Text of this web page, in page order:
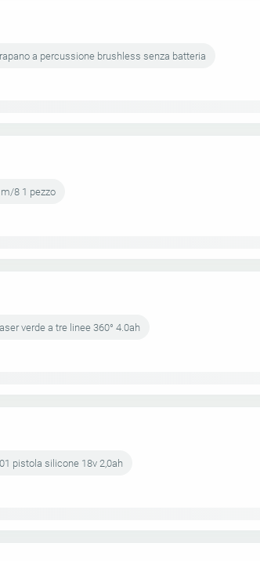
a percussione brushless senza batteria
8 1 pezzo
verde a tre linee 360° 4.0ah
pistola silicone 18v 2,0ah